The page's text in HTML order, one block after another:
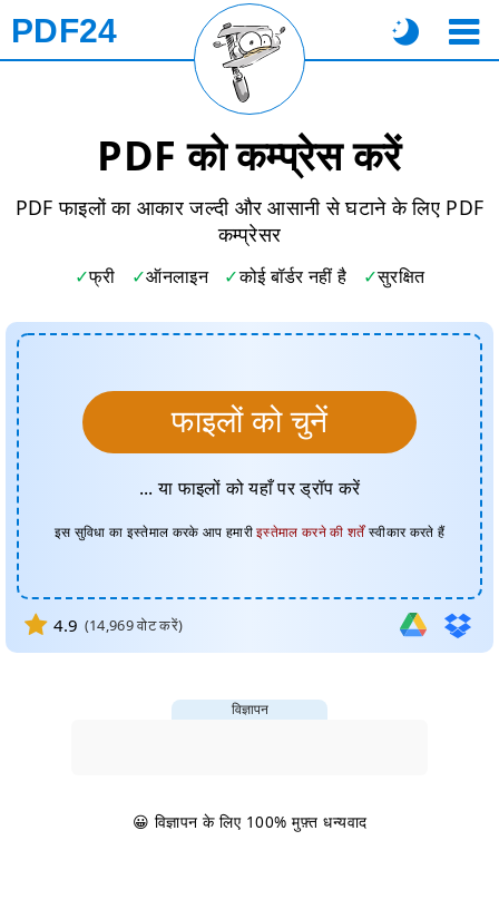
PDF24
PDF को कम्प्रेस करें
PDF फाइलों का आकार जल्दी और आसानी से घटाने के लिए PDF
कम्प्रेसर
फ्री ऑनलाइन कोई बॉर्डर नहीं है सुरक्षित
फाइलों को चुनें
... या फाइलों को यहाँ पर ड्रॉप करें
इस सुविधा का इस्तेमाल करके आप हमारीइस्तेमाल करने की शर्तेंस्वीकार करते हैं
4.9 (14,969वोट करें)
विज्ञापन
😀 विज्ञापन के लिए 100% मुफ़्त धन्यवाद